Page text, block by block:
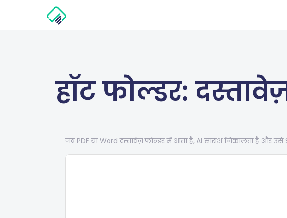
हॉट फोल्डर:
जब PDF या Word दस्तावेज़ फोल्डर में आता है, AI सारांश निकालता है और उसे